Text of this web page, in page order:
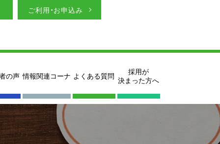
ご利用・お申込み
の声 情報関連コーナ よくある質問
採用が
決まった方へ